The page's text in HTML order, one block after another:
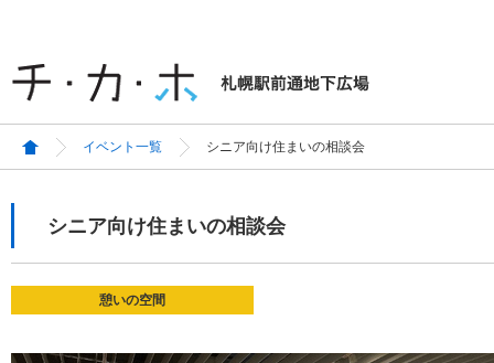
イベント一覧 シニア向け住まいの相談会
シニア向け住まいの相談会
憩いの空間